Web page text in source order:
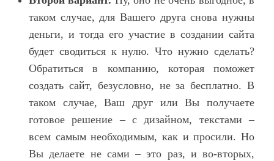
таком случае, для Вашего друга снова нужны
деньги, и тогда его участие в создании сайта
будет сводиться к нулю. Что нужно сделать?
Обратиться в компанию, которая поможет
создать сайт, безусловно, не за бесплатно. В
таком случае, Ваш друг или Вы получаете
готовое решение – с дизайном, текстами –
всем самым необходимым, как и просили. Но
Вы делаете не сами – это раз, и во-вторых,